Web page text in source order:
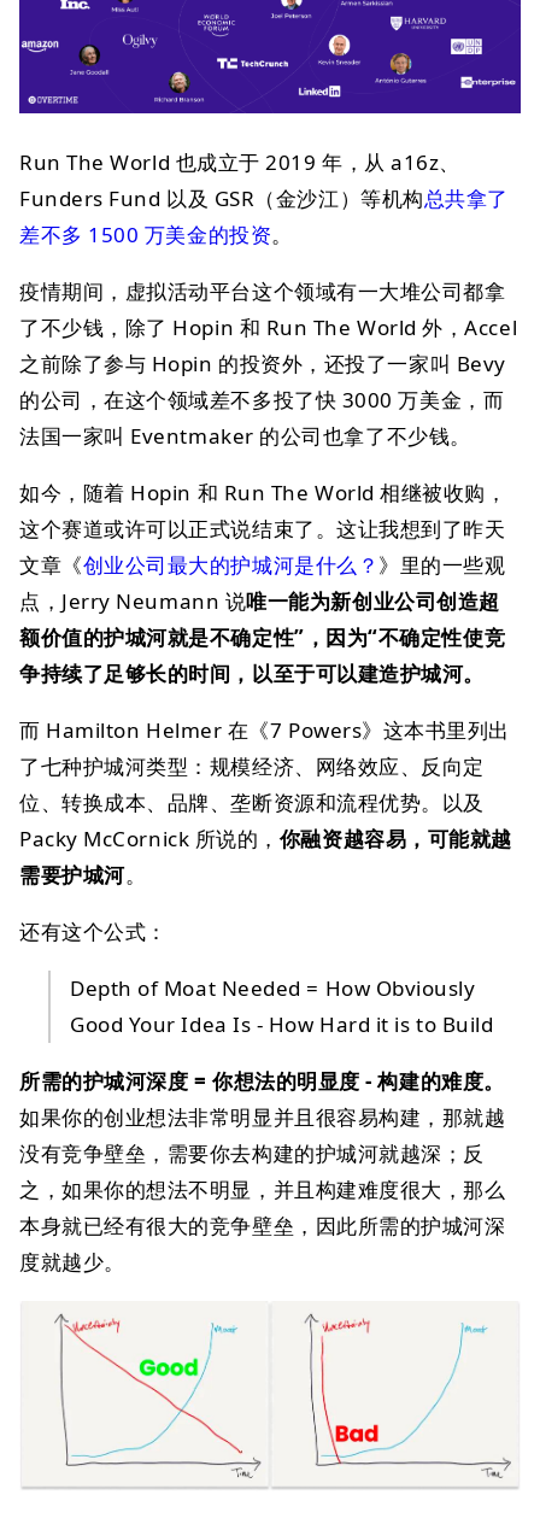
Run The World 也成立于 2019 年，从 a16z、
Funders Fund 以及 GSR（金沙江）等机构总共拿了
差不多 1500 万美金的投资。
疫情期间，虚拟活动平台这个领域有一大堆公司都拿
了不少钱，除了 Hopin 和 Run The World 外，Accel
之前除了参与 Hopin 的投资外，还投了一家叫 Bevy
的公司，在这个领域差不多投了快 3000 万美金，而
法国一家叫 Eventmaker 的公司也拿了不少钱。
如今，随着 Hopin 和 Run The World 相继被收购，
这个赛道或许可以正式说结束了。这让我想到了昨天
文章《创业公司最大的护城河是什么？ 》里的一些观
点，Jerry Neumann 说唯一能为新创业公司创造超
额价值的护城河就是不确定性”，因为“不确定性使竞
争持续了足够长的时间，以至于可以建造护城河。
而 Hamilton Helmer 在《7 Powers》这本书里列出
了七种护城河类型：规模经济、网络效应、反向定
位、转换成本、品牌、垄断资源和流程优势。以及
Packy McCornick 所说的，你融资越容易，可能就越
需要护城河。
还有这个公式：
Depth of Moat Needed = How Obviously
Good Your Idea Is - How Hard it is to Build
所需的护城河深度 = 你想法的明显度 - 构建的难度。
如果你的创业想法非常明显并且很容易构建，那就越
没有竞争壁垒，需要你去构建的护城河就越深；反
之，如果你的想法不明显，并且构建难度很大，那么
本身就已经有很大的竞争壁垒，因此所需的护城河深
度就越少。